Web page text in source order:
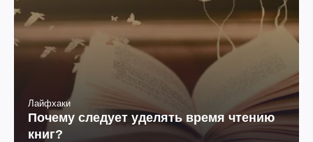
Лайфхаки
Почему следует уделять время чтению
книг?